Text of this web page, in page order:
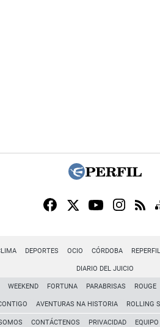
DEPORTES OCIO CÓRDOBA
DIARIO DEL JUICIO
WEEKEND FORTUNA PARABRISAS ROUGE
AVENTURAS NA HISTORIA ROLLING
CONTÁCTENOS PRIVACIDAD EQUIPO